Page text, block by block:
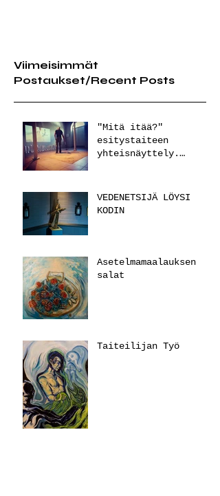
Viimeisimmät
Postaukset/Recent Posts
"Mitä itää?"
esitystaiteen
yhteisnäyttely.
VEDENETSIJÄ LÖYSI
KODIN
Asetelmamaalauksen
salat
Taiteilijan Työ